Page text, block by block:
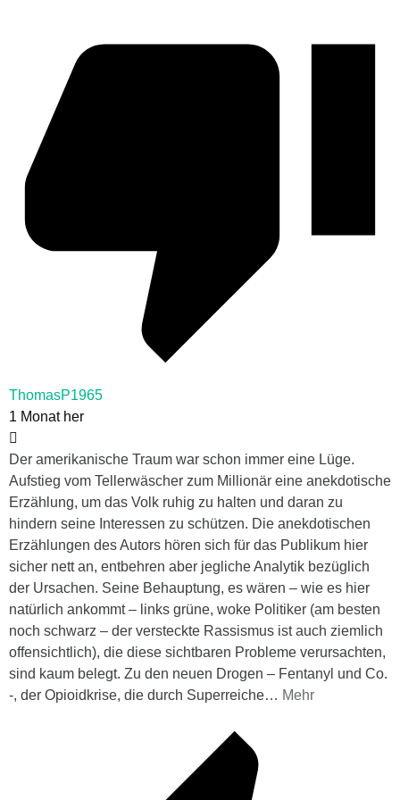
ThomasP1965
1 Monat her
Der amerikanische Traum war schon immer eine Lüge.
Aufstieg vom Tellerwäscher zum Millionär eine anekdotische
Erzählung, um das Volk ruhig zu halten und daran zu
hindern seine Interessen zu schützen. Die anekdotischen
Erzählungen des Autors hören sich für das Publikum hier
sicher nett an, entbehren aber jegliche Analytik bezüglich
der Ursachen. Seine Behauptung, es wären – wie es hier
natürlich ankommt – links grüne, woke Politiker (am besten
noch schwarz – der versteckte Rassismus ist auch ziemlich
offensichtlich), die diese sichtbaren Probleme verursachten,
sind kaum belegt. Zu den neuen Drogen – Fentanyl und Co.
-, der Opioidkrise, die durch Superreiche… Mehr